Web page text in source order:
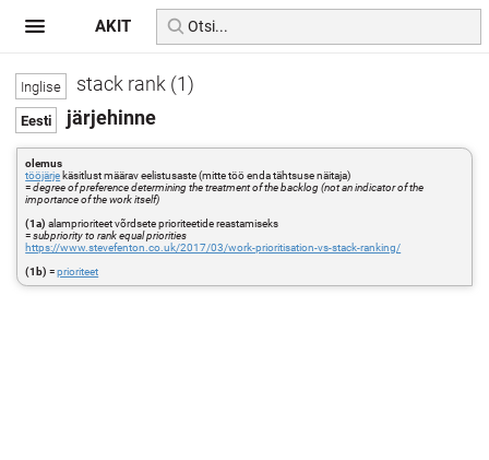
stack rank (1)
järjehinne
olemus
tööjärje käsitlust määrav eelistusaste (mitte töö enda tähtsuse näitaja)
=degree of preference determining the treatment of the backlog (not an indicator of the
importance of the work itself)
(1a) alamprioriteet võrdsete prioriteetide reastamiseks
=subpriority to rank equal priorities
https://www.stevefenton.co.uk/2017/03/work-prioritisation-vs-stack-ranking/
(1b) =prioriteet
AKIT